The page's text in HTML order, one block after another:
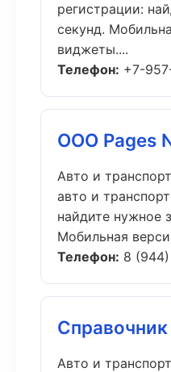
регистрации:
секунд.
виджеты....
Телефон: +7-
ООО Pages
Авто и
авто и
найдите нужное
Мобильная
Телефон: 8
Авто и